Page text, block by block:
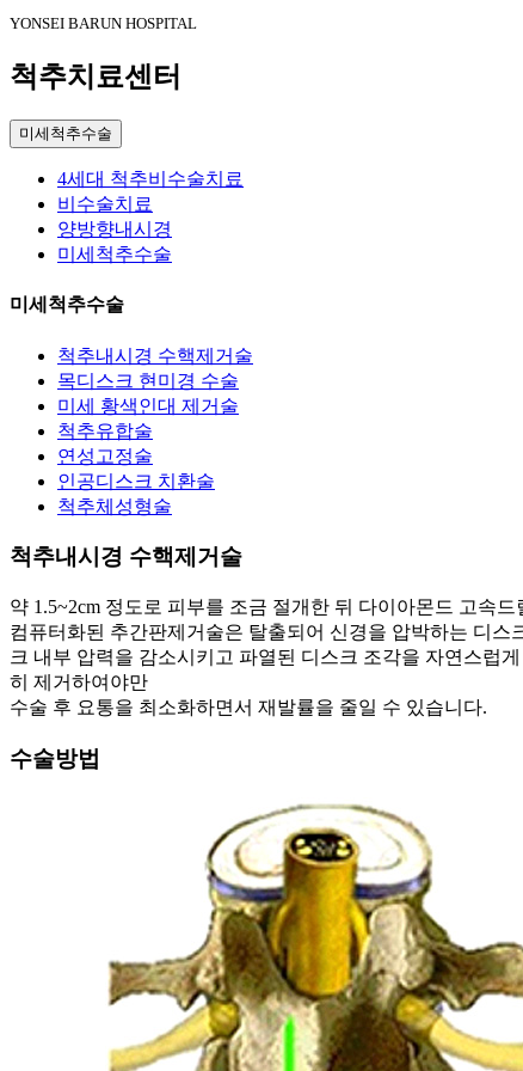
YONSEI BARUN HOSPITAL
척추치료센터
미세척추수술
4세대 척추비수술치료
비수술치료
양방향내시경
미세척추수술
미세척추수술
척추내시경 수핵제거술
목디스크 현미경 수술
미세 황색인대 제거술
척추유합술
연성고정술
인공디스크 치환술
척추체성형술
척추내시경 수핵제거술
약 1.5~2cm 정도로 피부를 조금 절개한 뒤 다이아몬드 고속
컴퓨터화된 추간판제거술은 탈출되어 신경을 압박하는 디
크 내부 압력을 감소시키고 파열된 디스크 조각을 자연스럽
히 제거하여야만
수술 후 요통을 최소화하면서 재발률을 줄일 수 있습니다.
수술방법